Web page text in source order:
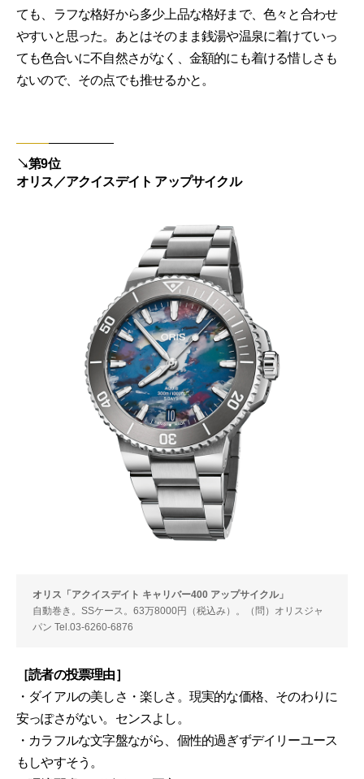
ても、ラフな格好から多少上品な格好まで、色々と合わせ
やすいと思った。あとはそのまま銭湯や温泉に着けていっ
ても色合いに不自然さがなく、金額的にも着ける惜しさも
ないので、その点でも推せるかと。
↘︎第9位
オリス／アクイスデイト アップサイクル
オリス「アクイスデイト キャリバー400 アップサイクル」
自動巻き。SSケース。63万8000円（税込み）。（問）オリスジャ
パン Tel.03-6260-6876
［読者の投票理由］
・ダイアルの美しさ・楽しさ。現実的な価格、そのわりに
安っぽさがない。センスよし。
・カラフルな文字盤ながら、個性的過ぎずデイリーユース
もしやすそう。